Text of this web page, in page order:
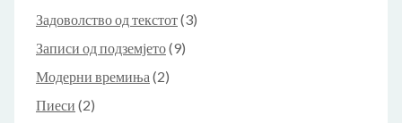
Задоволство од текстот(3)
Записи од подземјето(9)
Модерни времиња (2)
Пиеси (2)